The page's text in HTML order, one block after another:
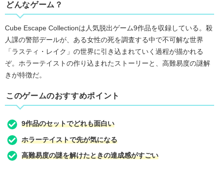
どんなゲーム？
Cube Escape Collectionは人気脱出ゲーム9作品を収録している。殺
人課の警部デールが、ある女性の死を調査する中で不可解な世界
「ラスティ・レイク」の世界に引き込まれていく過程が描かれる
ぞ。ホラーテイストの作り込まれたストーリーと、高難易度の謎解
きが特徴だ。
このゲームのおすすめポイント
9作品のセットでどれも面白い
ホラーテイストで先が気になる
高難易度の謎を解けたときの達成感がすごい